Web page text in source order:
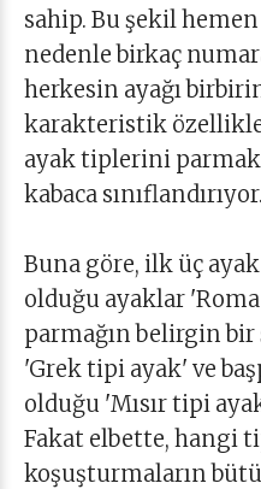
sahip. Bu şekil
nedenle birkaç
herkesin ayağı
karakteristik
ayak tiplerini parmak
kabaca sınıflandırıyor.
Buna göre, ilk üç
olduğu ayaklar
parmağın belirgin
'Grek tipi ayak' ve
olduğu 'Mısır tipi
Fakat elbette, hangi
koşuşturmaların